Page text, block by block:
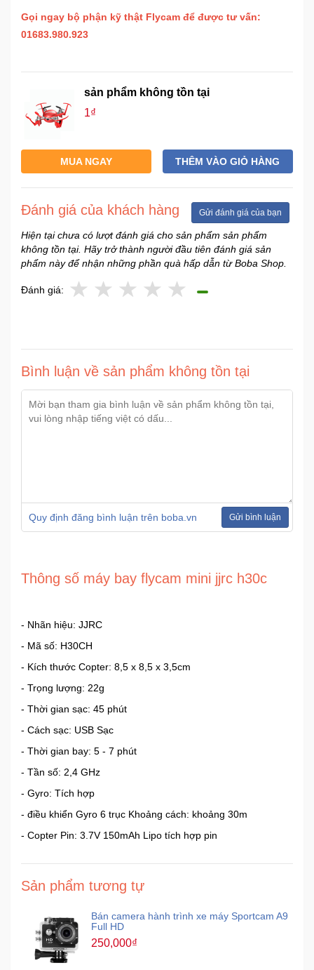
Gọi ngay bộ phận kỹ thật Flycam để được tư vấn:
01683.980.923
sản phẩm không tồn tại
1₫
MUA NGAY THÊM VÀO GIỎ HÀNG
Đánh giá của khách hàng Gửi đánh giá của bạn
Hiện tại chưa có lượt đánh giá cho sản phẩm sản phẩm
không tồn tại. Hãy trở thành người đầu tiên đánh giá sản
phẩm này để nhận những phần quà hấp dẫn từ Boba Shop.
Đánh giá:
Bình luận về sản phẩm không tồn tại
Quy định đăng bình luận trên boba.vn Gửi bình luận
Thông số máy bay flycam mini jjrc h30c
- Nhãn hiệu: JJRC
- Mã số: H30CH
- Kích thước Copter: 8,5 x 8,5 x 3,5cm
- Trọng lượng: 22g
- Thời gian sạc: 45 phút
- Cách sạc: USB Sạc
- Thời gian bay: 5 - 7 phút
- Tần số: 2,4 GHz
- Gyro: Tích hợp
- điều khiển Gyro 6 trục Khoảng cách: khoảng 30m
- Copter Pin: 3.7V 150mAh Lipo tích hợp pin
Sản phẩm tương tự
Bán camera hành trình xe máy Sportcam A9
Full HD
250,000₫